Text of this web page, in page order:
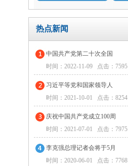
热点新闻
中国共产党第二十次全国
时间：2022-11-09 点击：7595
习近平等党和国家领导人
时间：2021-10-01 点击：8254
庆祝中国共产党成立100周
时间：2021-07-01 点击：7975
李克强总理记者会将于5月
时间：2020-06-01 点击：7768